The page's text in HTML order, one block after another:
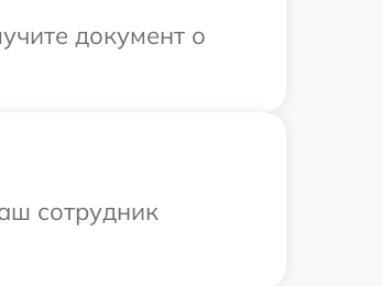
документ о
сотрудник